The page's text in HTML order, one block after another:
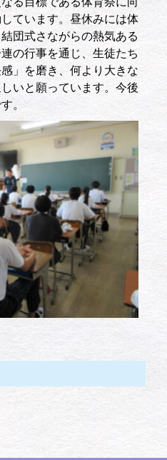
ています。昼休みには体
団式さながらの熱気ある
の行事を通じ、生徒たち
」を磨き、何より大きな
いと願っています。今後
。